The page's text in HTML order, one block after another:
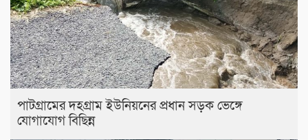
পাটগ্রামের দহগ্রাম ইউনিয়নের প্রধান সড়ক ভেঙ্গে
যোগাযোগ বিছিন্ন